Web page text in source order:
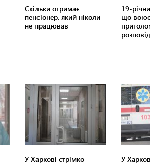
У Харкові стрімко
У